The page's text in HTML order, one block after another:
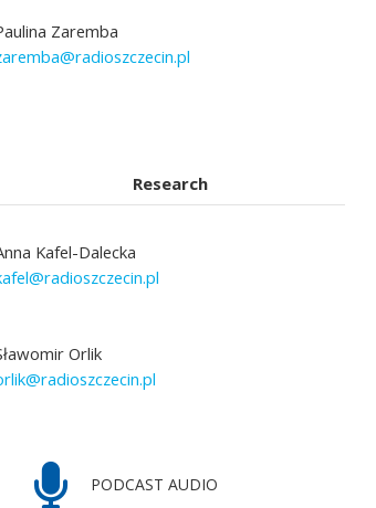
Zaremba
Research
Kafel-Dalecka
Orlik
PODCAST AUDIO